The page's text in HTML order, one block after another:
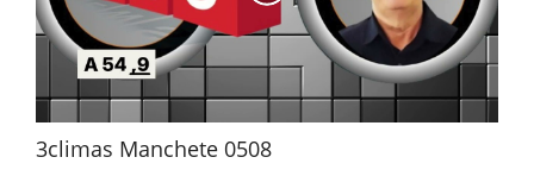
3climas Manchete 0508